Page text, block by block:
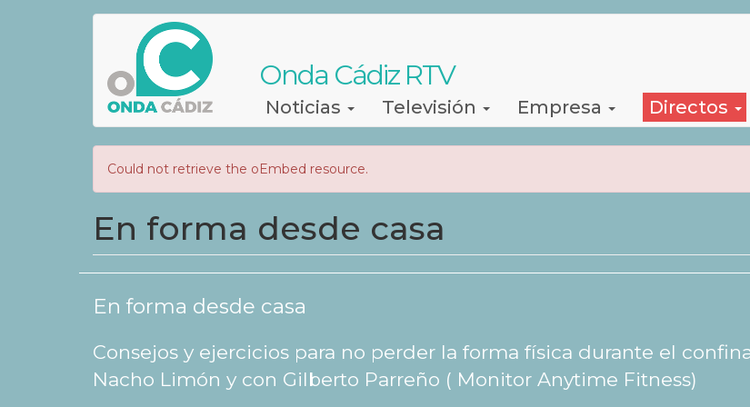
Onda Cádiz RTV
Navegación
principal
Noticias Televisión Empresa Directos
Mensaje
de
error
Could not retrieve the oEmbed resource.
En forma desde casa
En forma desde casa
Consejos y ejercicios para no perder la forma física durante el
Nacho Limón y con Gilberto Parreño ( Monitor Anytime Fitness)